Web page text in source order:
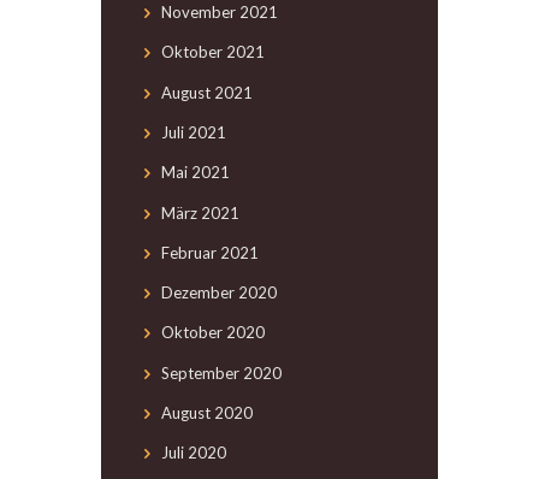
November 2021
Oktober 2021
August 2021
Juli 2021
Mai 2021
März 2021
Februar 2021
Dezember 2020
Oktober 2020
September 2020
August 2020
Juli 2020